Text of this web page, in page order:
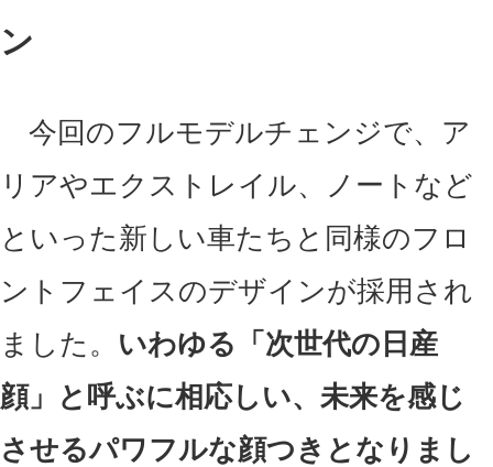
ン
今回のフルモデルチェンジで、ア
リアやエクストレイル、ノートなど
といった新しい車たちと同様のフロ
ントフェイスのデザインが採用され
ました。 いわゆる「次世代の日産
顔」と呼ぶに相応しい、未来を感じ
させるパワフルな顔つきとなりまし